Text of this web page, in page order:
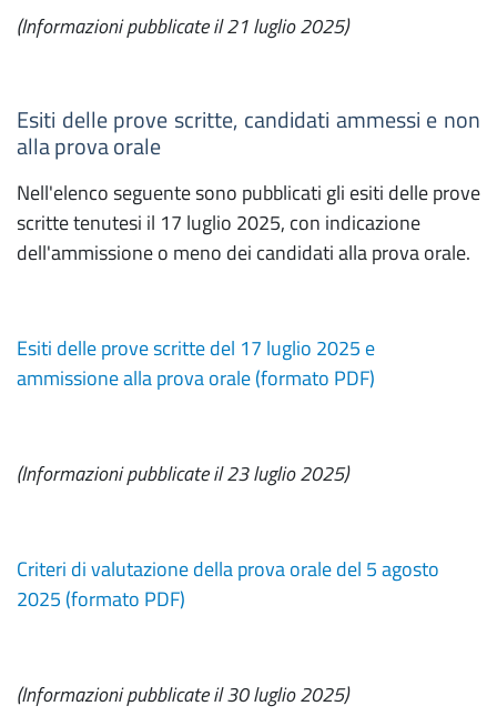
(Informazioni pubblicate il 21 luglio 2025)
Esiti delle prove scritte, candidati ammessi e non
alla prova orale
Nell'elenco seguente sono pubblicati gli esiti delle prove
scritte tenutesi il 17 luglio 2025, con indicazione
dell'ammissione o meno dei candidati alla prova orale.
Esiti delle prove scritte del 17 luglio 2025 e
ammissione alla prova orale (formato PDF)
(Informazioni pubblicate il 23 luglio 2025)
Criteri di valutazione della prova orale del 5 agosto
2025 (formato PDF)
(Informazioni pubblicate il 30 luglio 2025)